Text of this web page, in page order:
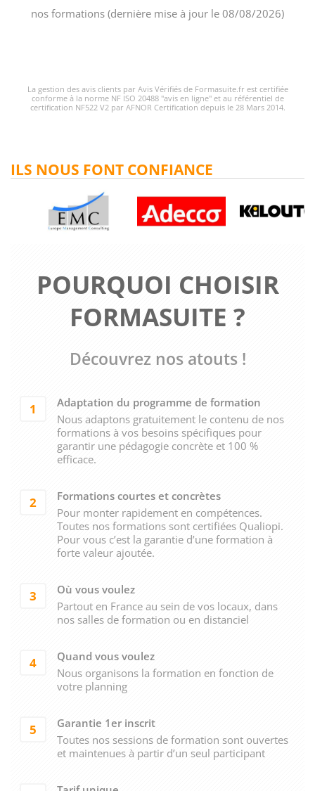
nos formations (dernière mise à jour le 08/08/2026)
La gestion des avis clients par Avis Vérifiés de Formasuite.fr est certifiée
conforme à la norme NF ISO 20488 "avis en ligne" et au référentiel de
certification NF522 V2 par AFNOR Certification depuis le 28 Mars 2014.
POURQUOI CHOISIR
FORMASUITE ?
Découvrez nos atouts !
1
Adaptation du programme de formation
Nous adaptons gratuitement le contenu de nos
formations à vos besoins spécifiques pour
garantir une pédagogie concrète et 100 %
efficace.
2
Formations courtes et concrètes
Pour monter rapidement en compétences.
Toutes nos formations sont certifiées Qualiopi.
Pour vous c’est la garantie d’une formation à
forte valeur ajoutée.
3
Où vous voulez
Partout en France au sein de vos locaux, dans
nos salles de formation ou en distanciel
4
Quand vous voulez
Nous organisons la formation en fonction de
votre planning
5
Garantie 1er inscrit
Toutes nos sessions de formation sont ouvertes
et maintenues à partir d’un seul participant
ILS NOUS FONT CONFIANCE